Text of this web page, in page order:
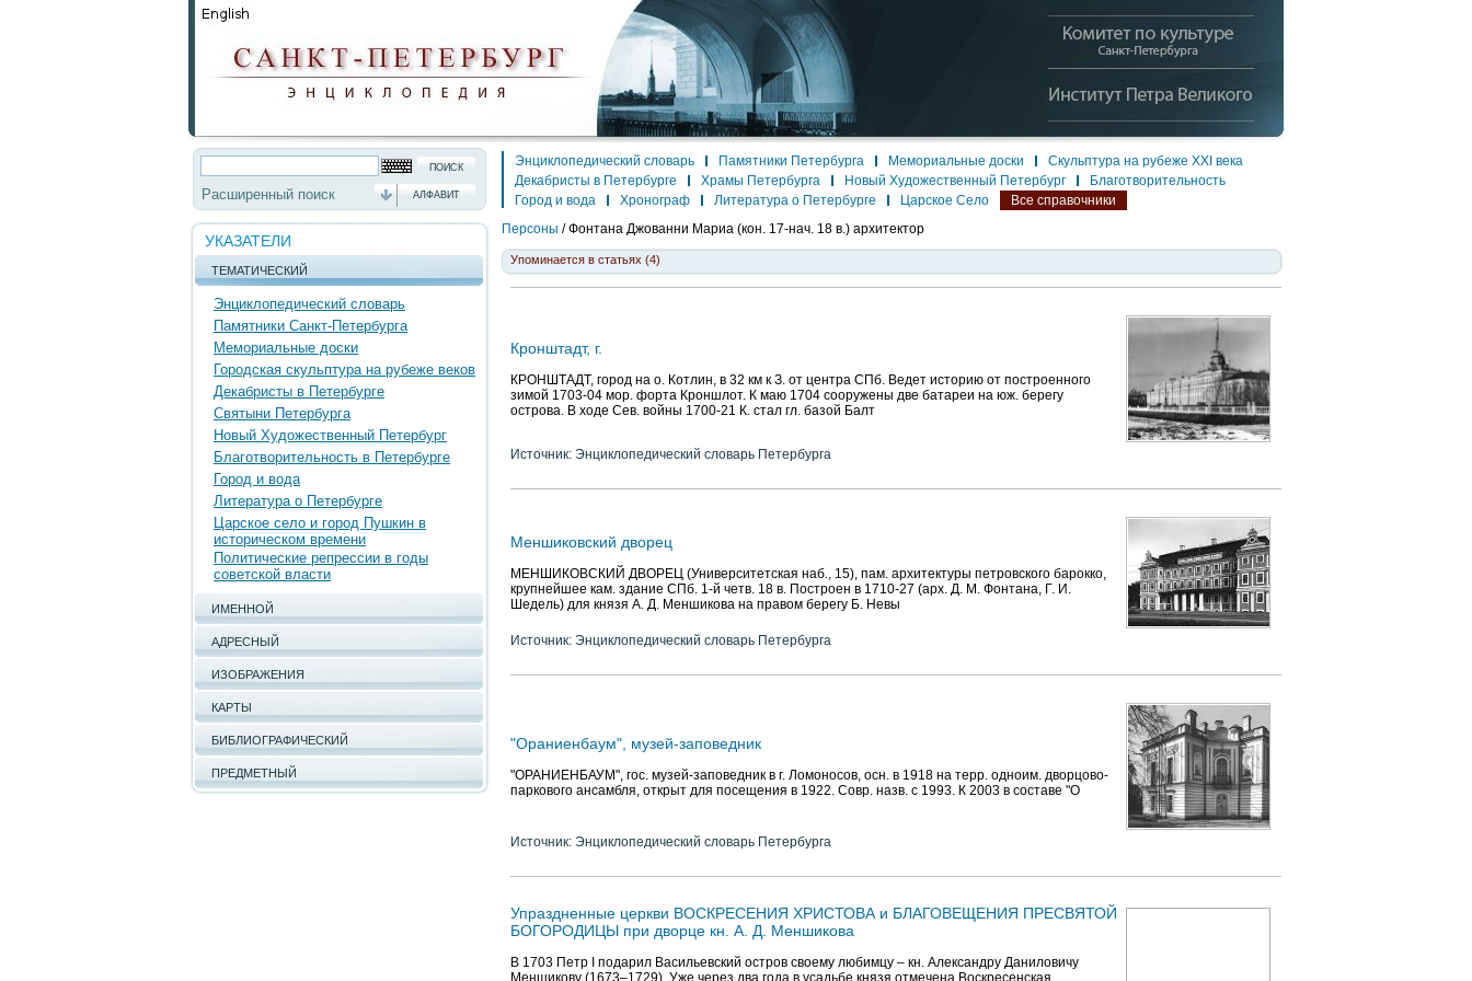
Расширенный поиск АЛФАВИТ
УКАЗАТЕЛИ
ТЕМАТИЧЕСКИЙ
Энциклопедический словарь
Памятники Санкт-Петербурга
Мемориальные доски
Городская скульптура на рубеже веков
Декабристы в Петербурге
Святыни Петербурга
Новый Художественный Петербург
Благотворительность в Петербурге
Город и вода
Литература о Петербурге
Царское село и город Пушкин в
историческом времени
Политические репрессии в годы
советской власти
ИМЕННОЙ
АДРЕСНЫЙ
ИЗОБРАЖЕНИЯ
КАРТЫ
БИБЛИОГРАФИЧЕСКИЙ
ПРЕДМЕТНЫЙ
Энциклопедический словарь Памятники Петербурга Мемориальные доски
Скульптура на рубеже XXI века
Декабристы в Петербурге
Храмы Петербурга Новый Художественный Петербург
Благотворительность
Город и вода
Хронограф Литература о Петербурге Царское Село
Все справочники
Персоны / Фонтана Джованни Мариа (кон. 17-нач. 18 в.) архитектор
Упоминается в статьях (4)
Кронштадт, г.
КРОНШТАДТ, город на о. Котлин, в 32 км к З. от центра СПб. Ведет историю от построенного
зимой 1703-04 мор. форта Кроншлот. К маю 1704 сооружены две батареи на юж. берегу
острова. В ходе Сев. войны 1700-21 К. стал гл. базой Балт
Источник: Энциклопедический словарь Петербурга
Меншиковский дворец
МЕНШИКОВСКИЙ ДВОРЕЦ (Университетская наб., 15), пам. архитектуры петровского барокко,
крупнейшее кам. здание СПб. 1-й четв. 18 в. Построен в 1710-27 (арх. Д. М. Фонтана, Г. И.
Шедель) для князя А. Д. Меншикова на правом берегу Б. Невы
Источник: Энциклопедический словарь Петербурга
"Ораниенбаум", музей-заповедник
"ОРАНИЕНБАУМ", гос. музей-заповедник в г. Ломоносов, осн. в 1918 на терр. одноим. дворцово-
паркового ансамбля, открыт для посещения в 1922. Совр. назв. с 1993. К 2003 в составе "О
Источник: Энциклопедический словарь Петербурга
Упраздненные церкви ВОСКРЕСЕНИЯ ХРИСТОВА и БЛАГОВЕЩЕНИЯ ПРЕСВЯТОЙ
БОГОРОДИЦЫ при дворце кн. А. Д. Меншикова
В 1703 Петр I подарил Васильевский остров своему любимцу – кн. Александру Даниловичу
Меншикову (1673–1729). Уже через два года в усадьбе князя отмечена Воскресенская